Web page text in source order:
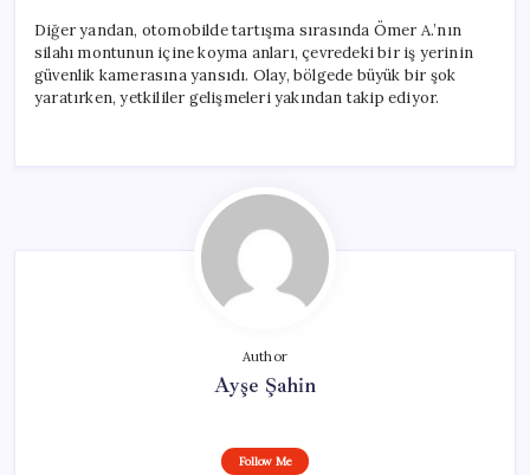
Diğer yandan, otomobilde tartışma sırasında Ömer A.’nın
silahı montunun içine koyma anları, çevredeki bir iş yerinin
güvenlik kamerasına yansıdı. Olay, bölgede büyük bir şok
yaratırken, yetkililer gelişmeleri yakından takip ediyor.
Author
Ayşe Şahin
Follow Me